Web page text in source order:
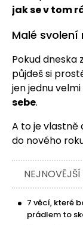
jak se v tom
Malé svolení
Pokud dneska
půjdeš si
jen jednu
sebe.
A to je vlastně
do nového
7 věcí, které
prádlem to